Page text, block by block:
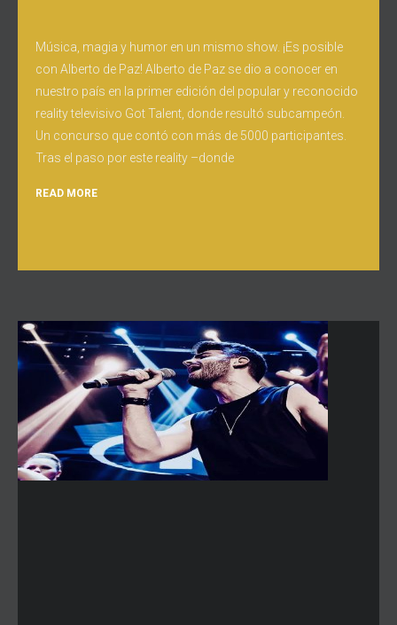
Música, magia y humor en un mismo show. ¡Es posible
con Alberto de Paz! Alberto de Paz se dio a conocer en
nuestro país en la primer edición del popular y reconocido
reality televisivo Got Talent, donde resultó subcampeón.
Un concurso que contó con más de 5000 participantes.
Tras el paso por este reality –donde
READ MORE